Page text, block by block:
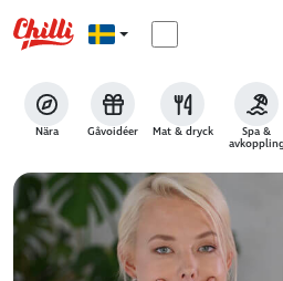
Nära Gåvoidéer Mat & dryck Spa &
avkoppling